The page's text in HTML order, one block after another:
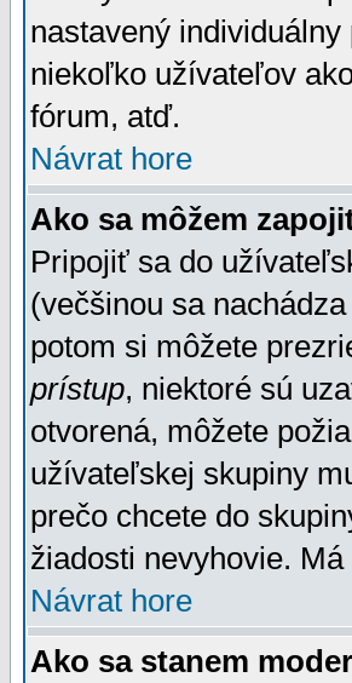
nastavený
niekoľko užívateľov
fórum, atď.
Návrat hore
Ako sa môžem
Pripojiť sa do
(večšinou sa
potom si môžete
prístup, niektoré sú
otvorená, môžete
užívateľskej skupiny
prečo chcete do
žiadosti nevyhovie. Má
Návrat hore
Ako sa stanem